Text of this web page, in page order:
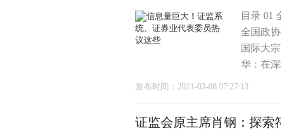
目录 01
全国政
国际大
华：在
发布时间：2021-03-08 07:27:13
证监会原主席肖钢：探索